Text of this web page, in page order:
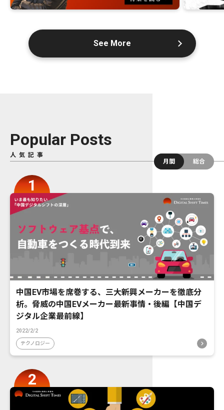
See More
Popular Posts
人気記事
月間
総合
中国EV市場を席巻する、三大新興メーカーを徹底分
析。脅威の中国EVメーカー最新事情・後編【中国デ
ジタル企業最前線】
2022/2/2
テクノロジー